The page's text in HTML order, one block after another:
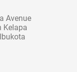
Avenue
Kelapa